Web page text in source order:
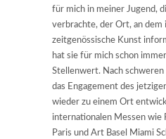
für mich in meiner Jugend,
verbrachte, der Ort, an dem
zeitgenössische Kunst
hat sie für mich schon
Stellenwert. Nach
das Engagement des
wieder zu einem Ort
internationalen Messen wie
Paris und Art Basel Miami